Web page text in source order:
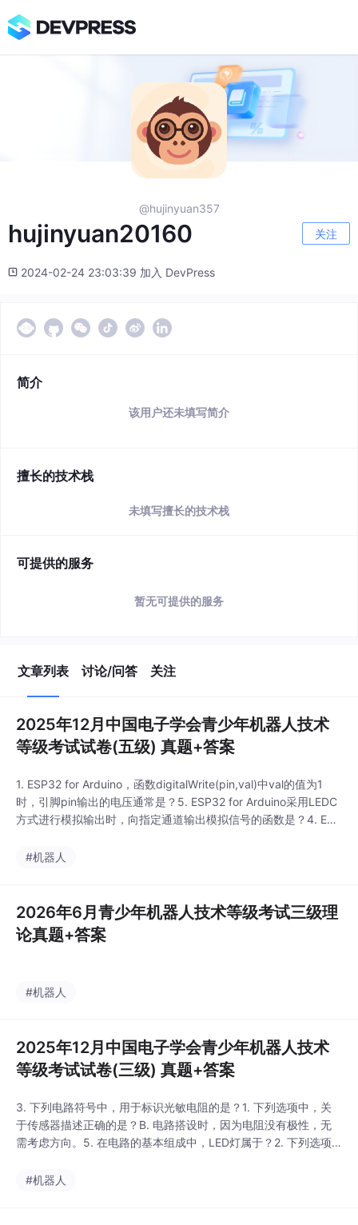
@hujinyuan357
hujinyuan20160 关注
2024-02-24 23:03:39 加入 DevPress
简介
该用户还未填写简介
擅长的技术栈
未填写擅长的技术栈
可提供的服务
暂无可提供的服务
文章列表 讨论/问答 关注
2025年12月中国电子学会青少年机器人技术
等级考试试卷(五级) 真题+答案
1. ESP32 for Arduino，函数digitalWrite(pin,val)中val的值为1
时，引脚pin输出的电压通常是？5. ESP32 for Arduino采用LEDC
方式进行模拟输出时，向指定通道输出模拟信号的函数是？4. ESP
函数是？3. ESP32 for Arduino，下列选项中，提供16通道模
#机器人
2026年6月青少年机器人技术等级考试三级理
论真题+答案
#机器人
2025年12月中国电子学会青少年机器人技术
等级考试试卷(三级) 真题+答案
3. 下列电路符号中，用于标识光敏电阻的是？1. 下列选项中，关
于传感器描述正确的是？B. 电路搭设时，因为电阻没有极性，无
需考虑方向。5. 在电路的基本组成中，LED灯属于？2. 下列选项
性。A. 将非电的物理量转化为数字信号的器件。B. 将非电的物理
#机器人